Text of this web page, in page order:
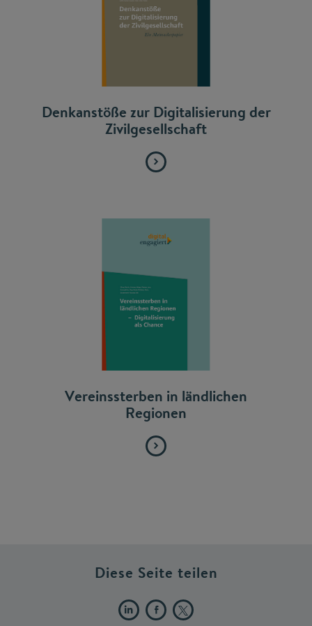
Denkanstöße zur Digitalisierung der
Zivilgesellschaft
Vereinssterben in ländlichen
Regionen
Diese Seite teilen